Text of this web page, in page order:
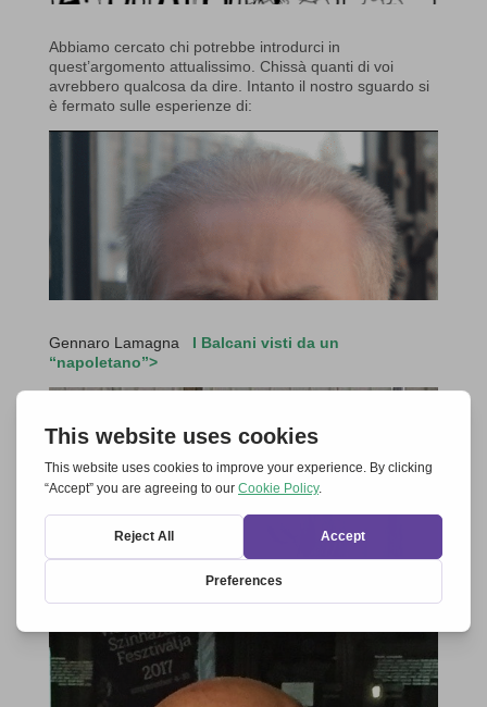
Abbiamo cercato chi potrebbe introdurci in
quest’argomento attualissimo. Chissà quanti di voi
avrebbero qualcosa da dire. Intanto il nostro sguardo si
è fermato sulle esperienze di:
Gennaro Lamagna
I Balcani visti da un
“napoletano”>
Beatriz LauenrothSempre più verso l’Est>